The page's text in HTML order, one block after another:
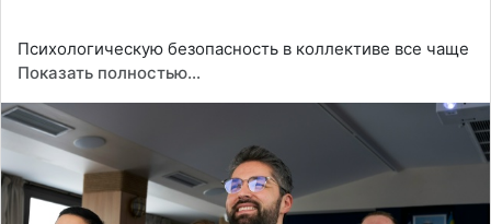
Психологическую безопасность в коллективе все чаще
связывают с результативностью, качеством
включаться в совместную работу. В командах всегда
есть не только явный уровень общения, но и то, что
остается в тени, или, в терминах процесс-
ориентированной психологии, во вторичном процессе:
сомнения, несогласие, недовольство. И именно этот
Показать полностью…